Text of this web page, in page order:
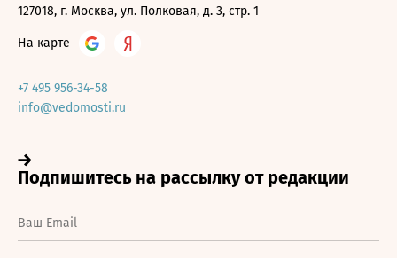
127018, г. Москва, ул. Полковая, д. 3, стр. 1
На карте
+7 495 956-34-58
info@vedomosti.ru